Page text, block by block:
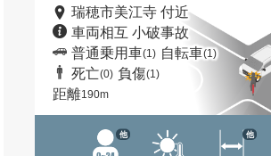
瑞穂市美江寺 付近
車両相互 小破事故
普通乗用車(1) 自転車(1)
死亡(0) 負傷(1)
距離190m
他 他